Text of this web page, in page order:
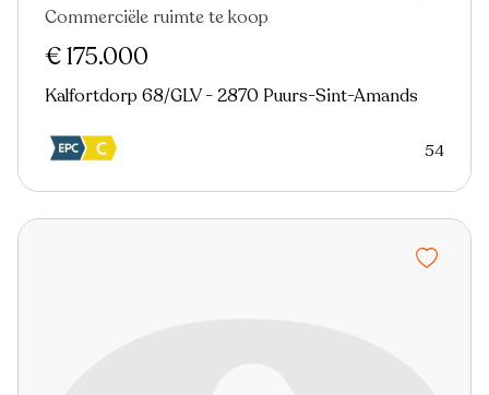
Commerciële ruimte te koop
€ 175.000
Kalfortdorp 68/GLV - 2870 Puurs-Sint-Amands
54